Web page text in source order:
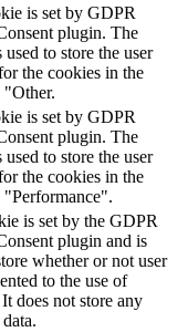
is set by GDPR
plugin. The
to store the user
the cookies in the
"Other.
is set by GDPR
plugin. The
to store the user
the cookies in the
"Performance".
is set by the GDPR
plugin and is
whether or not user
to the use of
does not store any